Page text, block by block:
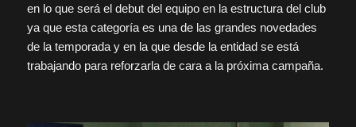
en lo que será el debut del equipo en la estructura del club
ya que esta categoría es una de las grandes novedades
de la temporada y en la que desde la entidad se está
trabajando para reforzarla de cara a la próxima campaña.